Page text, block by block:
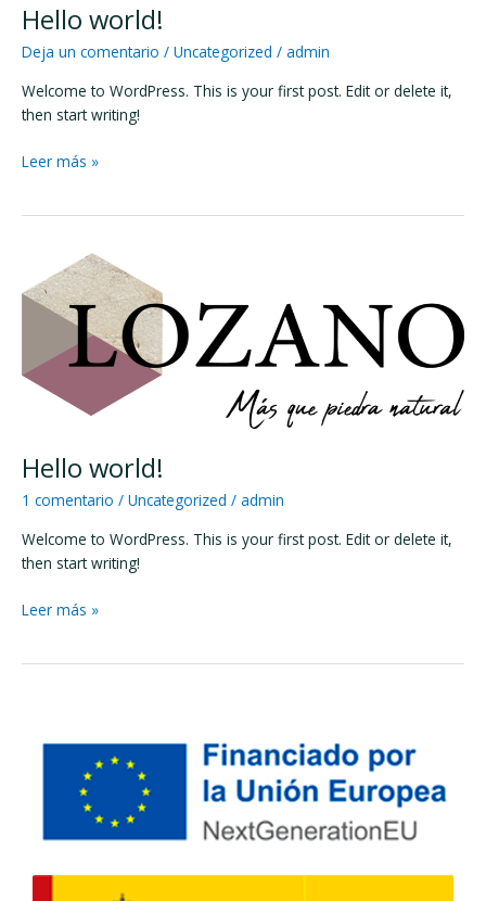
Hello world!
Deja un comentario / Uncategorized / admin
Welcome to WordPress. This is your first post. Edit or delete it,
then start writing!
Hello
Leer más »
Hello world!
1 comentario / Uncategorized / admin
Welcome to WordPress. This is your first post. Edit or delete it,
then start writing!
world!
Leer más »